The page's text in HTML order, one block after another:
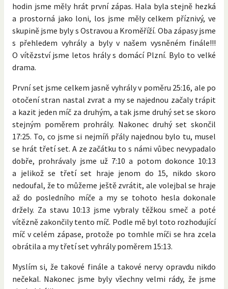
hodin jsme měly hrát první zápas. Hala byla stejně hezká
a prostorná jako loni, los jsme měly celkem příznivý, ve
skupině jsme byly s Ostravou a Kroměříží. Oba zápasy jsme
s přehledem vyhrály a byly v našem vysněném finále!!!
O vítězství jsme letos hrály s domácí Plzní. Bylo to velké
drama.
První set jsme celkem jasně vyhrály v poměru 25:16, ale po
otočení stran nastal zvrat a my se najednou začaly trápit
a kazit jeden míč za druhým, a tak jsme druhý set se skoro
stejným poměrem prohrály. Nakonec druhý set skončil
17:25. To, co jsme si nejmíň přály najednou bylo tu, musel
se hrát třetí set. A ze začátku to s námi vůbec nevypadalo
dobře, prohrávaly jsme už 7:10 a potom dokonce 10:13
a jelikož se třetí set hraje jenom do 15, nikdo skoro
nedoufal, že to můžeme ještě zvrátit, ale volejbal se hraje
až do posledního míče a my se tohoto hesla dokonale
držely. Za stavu 10:13 jsme vybraly těžkou smeč a poté
vítězně zakončily tento míč. Podle mě byl toto rozhodující
míč v celém zápase, protože po tomhle míči se hra zcela
obrátila a my třetí set vyhrály poměrem 15:13.
Myslím si, že takové finále a takové nervy opravdu nikdo
nečekal. Nakonec jsme byly všechny velmi rády, že jsme